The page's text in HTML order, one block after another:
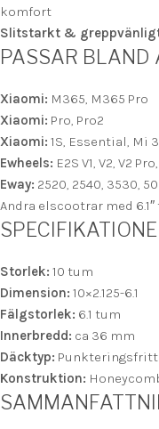
komfort
Slitstarkt &
PASSAR BLAND
Xiaomi: M365, M365 Pro
Xiaomi: Pro, Pro2
Xiaomi: 1S, Essential, Mi
Ewheels: E2S V1, V2, V2
Eway: 2520, 2540, 3530,
Andra elscootrar med
Storlek: 10 tum
Dimension: 10×2.125-6.1
Fälgstorlek: 6.1 tum
Innerbredd: ca 36 mm
Däcktyp:
Konstruktion: